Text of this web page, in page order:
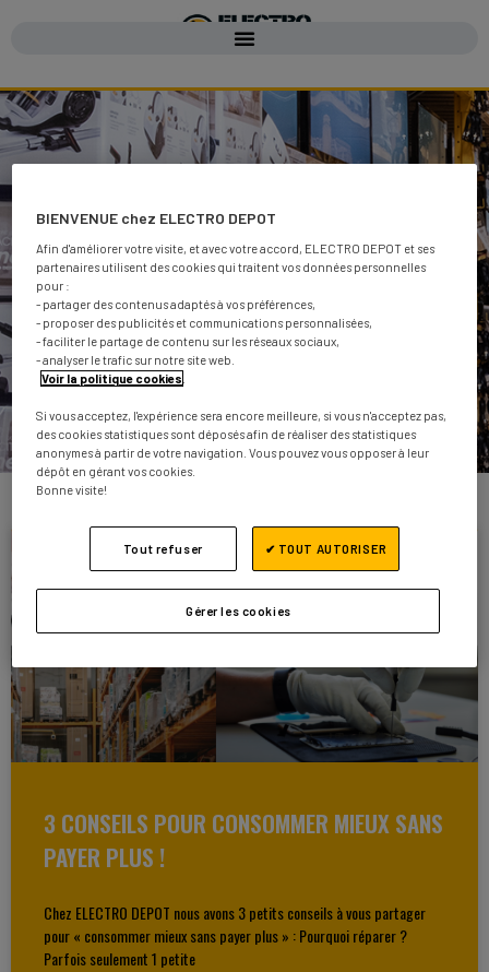
SEPTEMBRE 2023
3 CONSEILS POUR CONSOMMER MIEUX SANS
PAYER PLUS !
Chez ELECTRO DEPOT nous avons 3 petits conseils à vous partager
pour « consommer mieux sans payer plus » : Pourquoi réparer ?
Parfois seulement 1 petite
BIENVENUE chez ELECTRO DEPOT
Afin d'améliorer votre visite, et avec votre accord, ELECTRO DEPOT et ses
partenaires utilisent des cookies qui traitent vos données personnelles
pour :
- partager des contenus adaptés à vos préférences,
- proposer des publicités et communications personnalisées,
- faciliter le partage de contenu sur les réseaux sociaux,
- analyser le trafic sur notre site web.
Voir la politique cookies
Si vous acceptez, l'expérience sera encore meilleure, si vous n'acceptez pas,
des cookies statistiques sont déposés afin de réaliser des statistiques
anonymes à partir de votre navigation. Vous pouvez vous opposer à leur
dépôt en gérant vos cookies.
Bonne visite!
Gérer les cookies
Tout refuser ✔ TOUT AUTORISER